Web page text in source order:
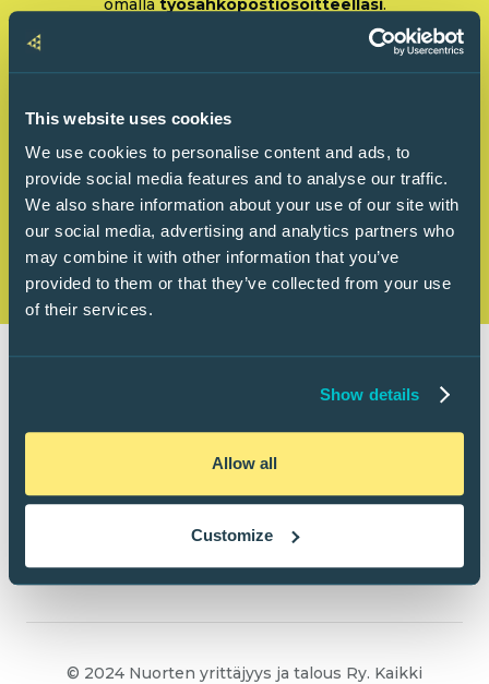
This website uses cookies
We use cookies to personalise content and ads, to
provide social media features and to analyse our traffic.
We also share information about your use of our site with
our social media, advertising and analytics partners who
may combine it with other information that you’ve
provided to them or that they’ve collected from your use
of their services.
Show details
Allow all
Customize
omalla työsähköpostiosoitteellasi.
Rekisteröidy: Olen tulossa käyttämään Opeportaalia
ensimmäistä kertaa
Kirjaudu sisään: Olen käyttänyt Opeportaalia
ennenkin
© 2024 Nuorten yrittäjyys ja talous Ry. Kaikki